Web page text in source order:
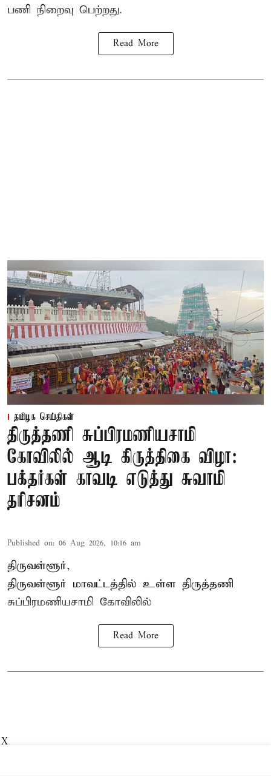
பணி நிறைவு பெற்றது.
Read More
தமிழக செய்திகள்
திருத்தணி சுப்பிரமணியசாமி
கோவிலில் ஆடி கிருத்திகை விழா:
பக்தர்கள் காவடி எடுத்து சுவாமி
தரிசனம்
Published on: 06 Aug 2026, 10:16 am
திருவள்ளூர்,
திருவள்ளூர் மாவட்டத்தில் உள்ள திருத்தணி
சுப்பிரமணியசாமி கோவிலில்
Read More
X